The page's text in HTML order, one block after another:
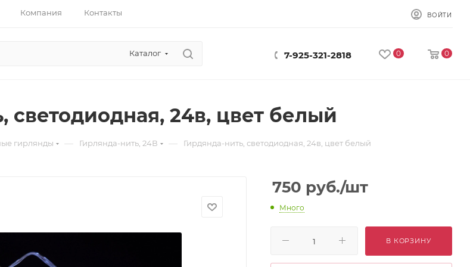
Компания Контакты ВОЙТИ
Каталог 7-925-321-2818 0 0
светодиодная, 24в, цвет белый
гирлянды — Гирлянда-нить, 24В — Гирдянда-нить, светодиодная, 24в, цвет белый
750 руб./шт
Много
В КОРЗИНУ